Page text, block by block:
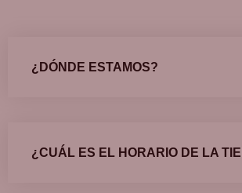
¿DÓNDE ESTAMOS?
¿CUÁL ES EL HORARIO DE LA